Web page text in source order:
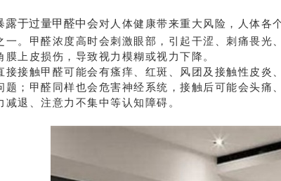
露于过量甲醛中会对人体健康带来重大风险，人体各
一。甲醛浓度高时会刺激眼部，引起干涩、刺痛畏光
膜上皮损伤，导致视力模糊或视力下降。
触甲醛可能会有瘙痒、红斑、风团及接触性皮炎
题；甲醛同样也会危害神经系统，接触后可能会头痛
减退、注意力不集中等认知障碍。